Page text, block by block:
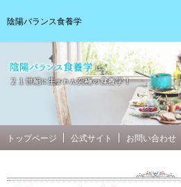
陰陽バランス食養学
トップページ 公式サイト お問い合わせ